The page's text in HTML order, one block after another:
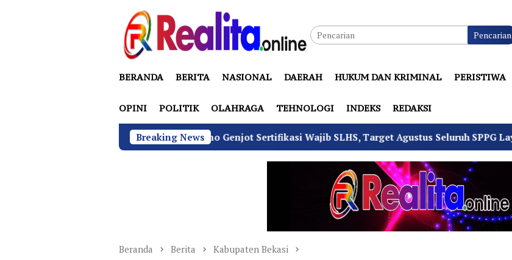
Pencarian
BERANDA BERITA NASIONAL DAERAH HUKUM DAN KRIMINAL PERISTIWA
OPINI POLITIK OLAHRAGA TEHNOLOGI INDEKS REDAKSI
Breaking News
BGN di Bawah Sudaryono Genjot Sertifikasi Wajib SLHS, Target Agustus Seluruh SPPG Layak Operasi
Beranda Berita Kabupaten Bekasi